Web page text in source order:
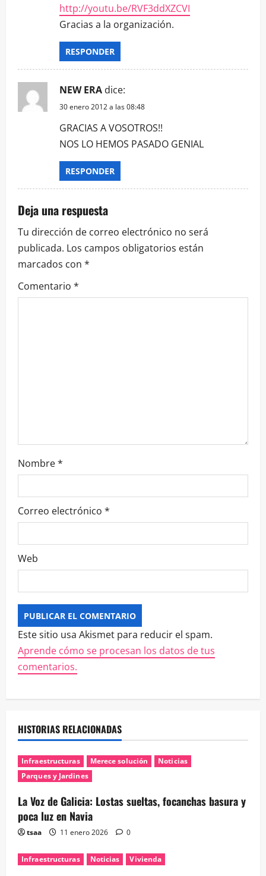
http://youtu.be/​RVF3ddXZCVI
Gracias a la organización.
RESPONDER
NEW ERA dice:
30 enero 2012 a las 08:48
GRACIAS A VOSOTROS!!
NOS LO HEMOS PASADO GENIAL
RESPONDER
Deja una respuesta
Tu dirección de correo electrónico no será
publicada. Los campos obligatorios están
marcados con *
Comentario *
Nombre*
Correo electrónico *
Web
Este sitio usa Akismet para reducir el spam.
Aprende cómo se procesan los datos de tus
comentarios.
HISTORIAS RELACIONADAS
Infraestructuras Merece solución
Noticias
Parques y Jardines
La Voz de Galicia: Lostas sueltas, focanchas basura y
poca luz en Navia
tsaa 11 enero 2026 0
Infraestructuras Noticias Vivienda